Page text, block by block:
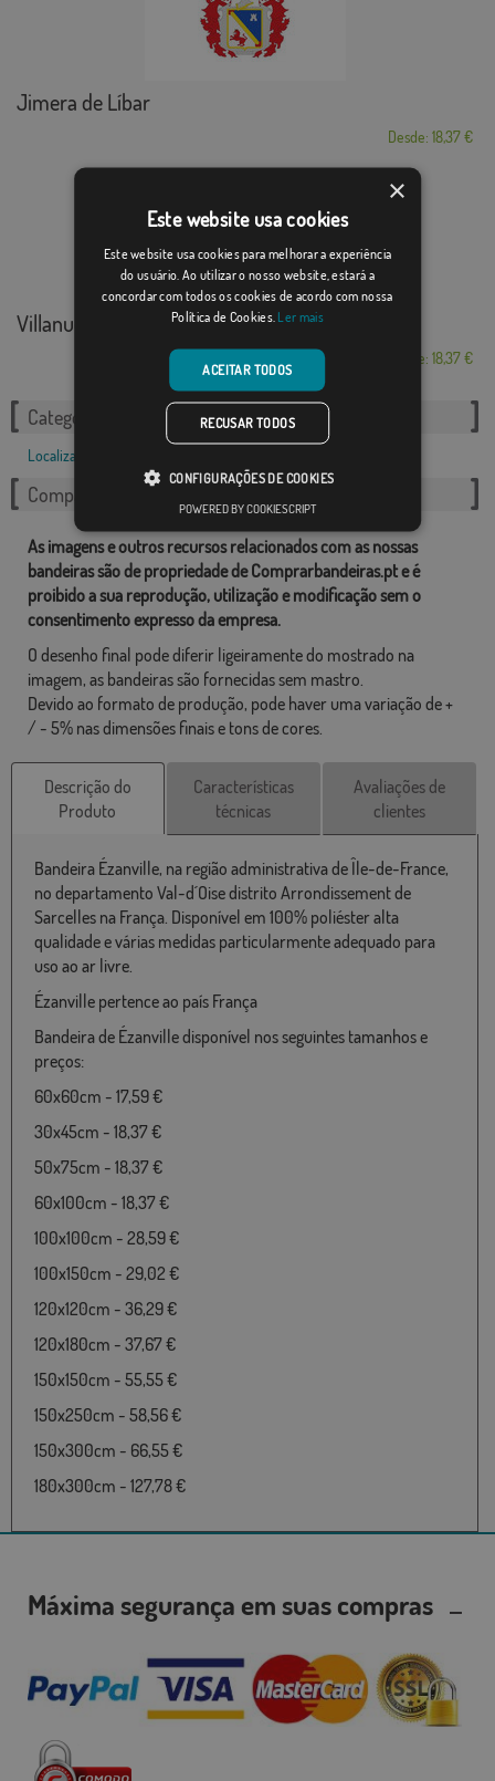
Jimera de Líbar
Desde: 18,37 €
Villanueva de Perales
Desde: 18,37 €
Categorias relacionadas:
Localizações
Compartilhe esta bandeira
As imagens e outros recursos relacionados com as nossas
bandeiras são de propriedade de Comprarbandeiras.pt e é
proibido a sua reprodução, utilização e modificação sem o
consentimento expresso da empresa.
O desenho final pode diferir ligeiramente do mostrado na
imagem, as bandeiras são fornecidas sem mastro.
Devido ao formato de produção, pode haver uma variação de +
/ - 5% nas dimensões finais e tons de cores.
Descrição do
Produto
Características
técnicas
Avaliações de
clientes
Bandeira Ézanville, na região administrativa de Île-de-France,
no departamento Val-d´Oise distrito Arrondissement de
Sarcelles na França. Disponível em 100% poliéster alta
qualidade e várias medidas particularmente adequado para
uso ao ar livre.
Ézanville pertence ao país França
Bandeira de Ézanville disponível nos seguintes tamanhos e
preços:
60x60cm - 17,59 €
30x45cm - 18,37 €
50x75cm - 18,37 €
60x100cm - 18,37 €
100x100cm - 28,59 €
100x150cm - 29,02 €
120x120cm - 36,29 €
120x180cm - 37,67 €
150x150cm - 55,55 €
150x250cm - 58,56 €
150x300cm - 66,55 €
180x300cm - 127,78 €
Máxima segurança em suas compras
×
Este website usa cookies
Este website usa cookies para melhorar a experiência
do usuário. Ao utilizar o nosso website, estará a
concordar com todos os cookies de acordo com nossa
Política de Cookies. Ler mais
ACEITAR TODOS
RECUSAR TODOS
CONFIGURAÇÕES DE COOKIES
POWERED BY COOKIESCRIPT